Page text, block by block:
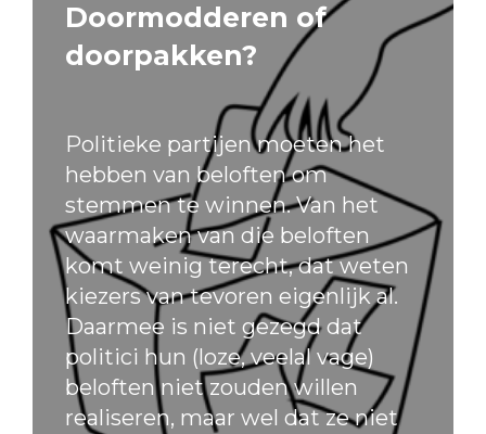
Doormodderen of
doorpakken?
Politieke partijen moeten het
hebben van beloften om
stemmen te winnen. Van het
waarmaken van die beloften
komt weinig terecht, dat weten
kiezers van tevoren eigenlijk al.
Daarmee is niet gezegd dat
politici hun (loze, veelal vage)
beloften niet zouden willen
realiseren, maar wel dat ze niet